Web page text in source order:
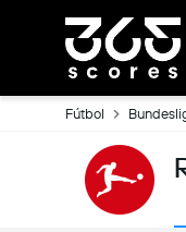
Fútbol